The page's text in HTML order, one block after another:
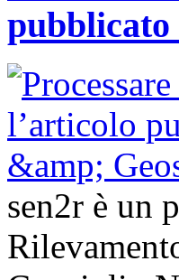
pubblicato
sen2r è un